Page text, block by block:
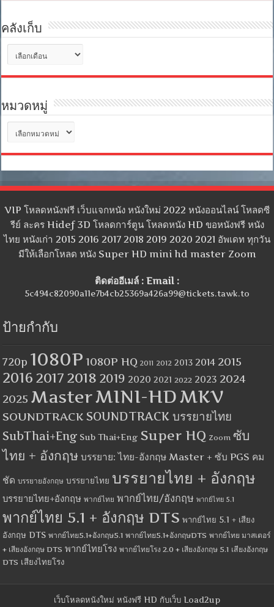
คลังเก็บ
เก็บ
หมวดหมู่
หมู่
VIP โหลดหนังฟรี เว็บแจกหนัง หนังใหม่ 2022 หนังออนไลน์ โหลดซี
รีย์ ละคร Hidef 3D โหลดการ์ตูน โหลดหนัง HD ขอหนังฟรี หนัง
ไทย หนังเก่า 2015 2016 2017 2018 2019 2020 2021 อัพเดท ทุกวัน
มีให้เลือกโหลด หนัง Super HD mini hd master Zoom
ติดต่ออีเมล์ : Email :
5c494c82090a11e7b4cb25369a426a99@tickets.tawk.to
ป้ายกำกับ
720p 1080P 1080P HQ 2011 2012 2013 2014 2015
2016 2017 2018 2019 2020 2021 2022 2023 2024
2025 MasterMINI-HDMKV
SOUNDTRACK SOUNDTRACK บรรยายไทย
SubThai+Eng Sub Thai+Eng Super HQ Zoom ซับ
ไทย + อังกฤษ บรรยาย: ไทย-อังกฤษ Master + ซับ PGS คม
ชัด บรรยายอังกฤษ บรรยายไทย บรรยายไทย + อังกฤษ
บรรยายไทย+อังกฤษ พากย์ไทย พากย์ไทย/อังกฤษ พากย์ไทย 5.1
พากย์ไทย 5.1 + อังกฤษ DTS พากย์ไทย 5.1 + เสียง
อังกฤษ DTS พากย์ไทย5.1+อังกฤษ5.1 พากย์ไทย5.1+อังกฤษDTS พากย์ไทย มาสเตอร์
+ เสียงอังกฤษ DTS พากย์ไทยโรง พากย์ไทยโรง 2.0 + เสียงอังกฤษ 5.1 เสียงอังกฤษ
DTS เสียงไทยโรง
เว็บโหลดหนังใหม่ หนังฟรี HD กับเว็บ Load2up